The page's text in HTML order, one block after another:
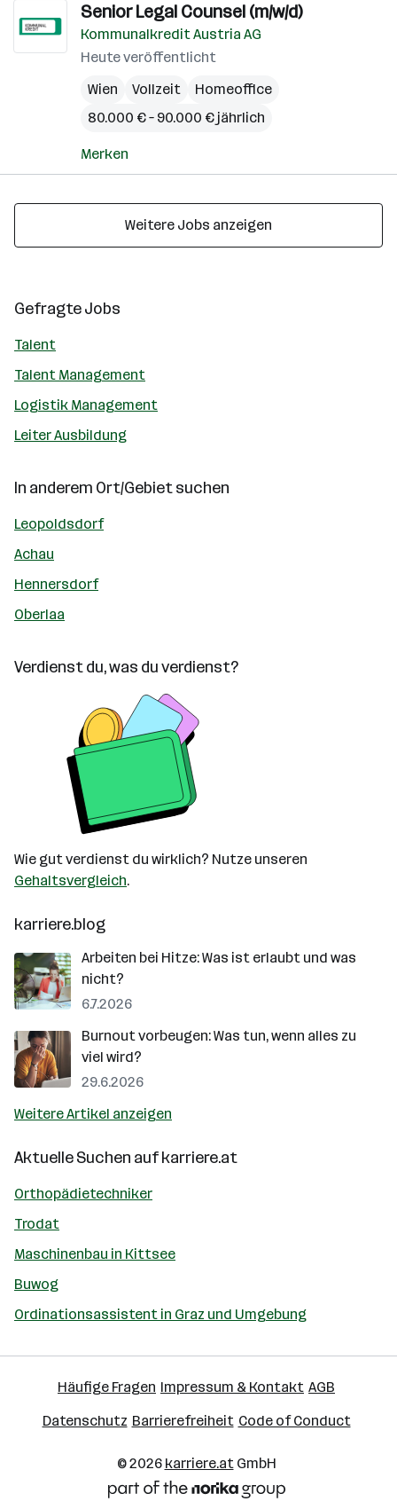
Senior Legal Counsel (m/w/d)
Kommunalkredit Austria AG
Heute veröffentlicht
Wien
Vollzeit
Homeoffice
80.000 € – 90.000 € jährlich
Merken
Weitere Jobs anzeigen
Gefragte Jobs
Talent
Talent Management
Logistik Management
Leiter Ausbildung
In anderem Ort/Gebiet suchen
Leopoldsdorf
Achau
Hennersdorf
Oberlaa
Verdienst du, was du verdienst?
Wie gut verdienst du wirklich? Nutze unseren
Gehaltsvergleich.
karriere.blog
Arbeiten bei Hitze: Was ist erlaubt und was
nicht?
6.7.2026
Burnout vorbeugen: Was tun, wenn alles zu
viel wird?
29.6.2026
Weitere Artikel anzeigen
Aktuelle Suchen aufkarriere.at
Orthopädietechniker
Trodat
Maschinenbau in Kittsee
Buwog
Ordinationsassistent in Graz und Umgebung
Häufige Fragen Impressum & Kontakt AGB
Datenschutz Barrierefreiheit Code of Conduct
© 2026 karriere.atGmbH